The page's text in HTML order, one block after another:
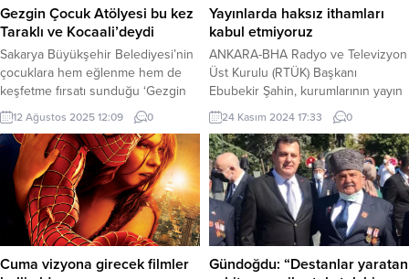
Gezgin Çocuk Atölyesi bu kez
Taraklı ve Kocaali’deydi
Sakarya Büyükşehir Belediyesi’nin
çocuklara hem eğlenme hem de
keşfetme fırsatı sunduğu ‘Gezgin
Çocuk Atölyesi’ Taraklı ve
Kocaali’de binlerce minikle buluştu.
Yaklaşık 2 bin çocuğun katıldığı
atölyeler, müzik ve dans
gösterilerinden yüz boyama
atölyelerine, çeşitli ikramlarından
eğlenceli oyunlara kadar gün boyu
süren renkli etkinliklere sahne
oldu. SAKARYA (İGFA) – Sakarya
Büyükşehir...
12 Ağustos 2025 12:09 0
Yayınlarda haksız ithamları
kabul etmiyoruz
ANKARA-BHA Radyo ve Televizyon
Üst Kurulu (RTÜK) Başkanı
Ebubekir Şahin, kurumlarının yayın
denetimi ve düzenleme süreçlerine
yönelik son dönemde yapılan
eleştiriler ve yorumlarla ilgili
açıklamalarda bulundu. Şahin,
RTÜK ve kendisi üzerinden yapılan
haksız ithamların ve iftiraların kabul
edilemeyeceğini vurguladı.
RTÜK’ün, çağımızın önemli
sorunlarından biri olan İslamofobiye
karşı aktif bir tutum...
24 Kasım 2024 17:33 0
Cuma vizyona girecek filmler
Gündoğdu: “Destanlar yaratan